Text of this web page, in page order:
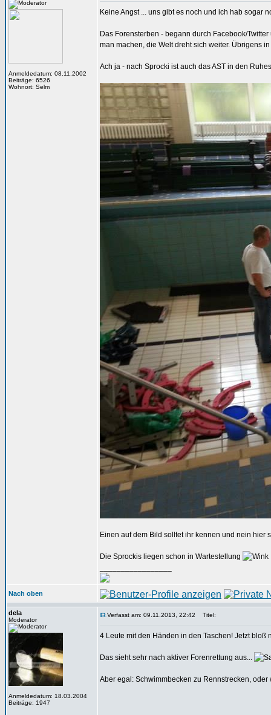
Anmeldedatum: 08.11.2002
Beiträge: 6526
Wohnort: Selm
Keine Angst ... uns gibt es noch und ich hab sogar
Das Forensterben - begann durch Facebook/
man machen, die Welt dreht sich weiter. Übrigens
Ach ja - nach Sprocki ist auch das AST in den
Einen auf dem Bild solltet ihr kennen und nein hier
Die Sprockis liegen schon in Wartestellung
Nach oben
dela
Moderator
Anmeldedatum: 18.03.2004
Beiträge: 1947
Verfasst am: 09.11.2013, 22:42 Titel:
4 Leute mit den Händen in den Taschen! Jetzt bloß
Das sieht sehr nach aktiver Forenrettung aus...
Aber egal: Schwimmbecken zu Rennstrecken,